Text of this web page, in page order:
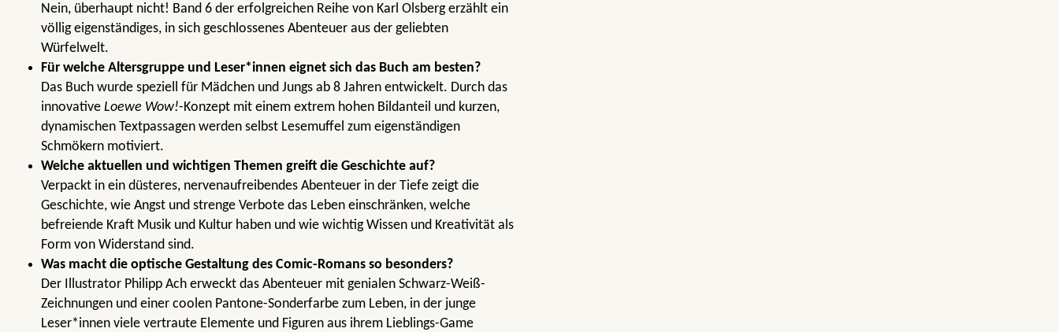
Nein, überhaupt nicht! Band 6 der erfolgreichen Reihe von Karl Olsberg erzählt ein
völlig eigenständiges, in sich geschlossenes Abenteuer aus der geliebten
Würfelwelt.
Für welche Altersgruppe und Leser*innen eignet sich das Buch am besten?
Das Buch wurde speziell für Mädchen und Jungs ab 8 Jahren entwickelt. Durch das
innovative Loewe Wow!-Konzept mit einem extrem hohen Bildanteil und kurzen,
dynamischen Textpassagen werden selbst Lesemuffel zum eigenständigen
Schmökern motiviert.
Welche aktuellen und wichtigen Themen greift die Geschichte auf?
Verpackt in ein düsteres, nervenaufreibendes Abenteuer in der Tiefe zeigt die
Geschichte, wie Angst und strenge Verbote das Leben einschränken, welche
befreiende Kraft Musik und Kultur haben und wie wichtig Wissen und Kreativität als
Form von Widerstand sind.
Was macht die optische Gestaltung des Comic-Romans so besonders?
Der Illustrator Philipp Ach erweckt das Abenteuer mit genialen Schwarz-Weiß-
Zeichnungen und einer coolen Pantone-Sonderfarbe zum Leben, in der junge
Leser*innen viele vertraute Elemente und Figuren aus ihrem Lieblings-Game